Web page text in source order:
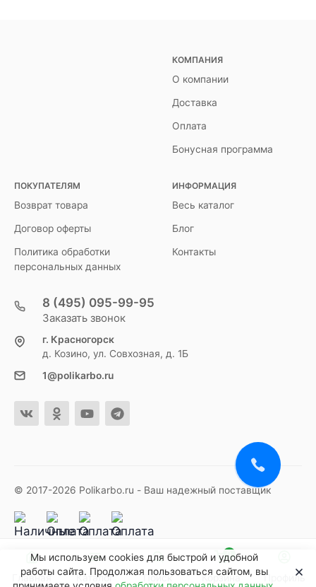
КОМПАНИЯ
О компании
Доставка
Оплата
Бонусная программа
ПОКУПАТЕЛЯМ
Возврат товара
Договор оферты
Политика обработки
персональных данных
ИНФОРМАЦИЯ
Весь каталог
Блог
Контакты
8 (495) 095-99-95
Заказать звонок
г. Красногорск
д. Козино, ул. Совхозная, д. 1Б
1@polikarbo.ru
© 2017-2026 Polikarbo.ru - Ваш надежный поставщик
Мы используем cookies для быстрой и удобной
работы сайта. Продолжая пользоваться сайтом, вы
Главная Каталог Поиск
0
Корзина Профиль